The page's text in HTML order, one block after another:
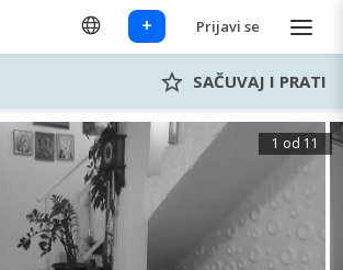
+ Prijavi se
SAČUVAJ I PRATI
1 od 11